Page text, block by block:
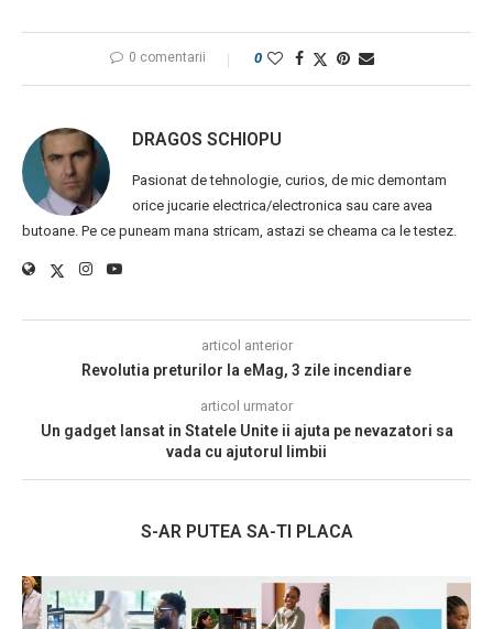
0 comentarii 0
DRAGOS SCHIOPU
Pasionat de tehnologie, curios, de mic demontam
orice jucarie electrica/electronica sau care avea
butoane. Pe ce puneam mana stricam, astazi se cheama ca le testez.
articol anterior
Revolutia preturilor la eMag, 3 zile incendiare
articol urmator
Un gadget lansat in Statele Unite ii ajuta pe nevazatori sa
vada cu ajutorul limbii
S-AR PUTEA SA-TI PLACA